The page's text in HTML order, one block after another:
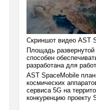
Скриншот видео AST
Площадь
способен
разработана для
AST SpaceMobile
космических
сервиса 5G на
конкуренцию